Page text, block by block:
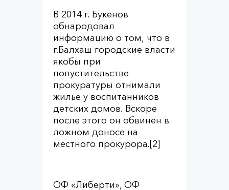
В 2014 г. Букенов
обнародовал
информацию о том, что в
г.Балхаш городские власти
якобы при
попустительстве
прокуратуры отнимали
жилье у воспитанников
детских домов. Вскоре
после этого он обвинен в
ложном доносе на
местного прокурора.[2]
ОФ «Либерти», ОФ